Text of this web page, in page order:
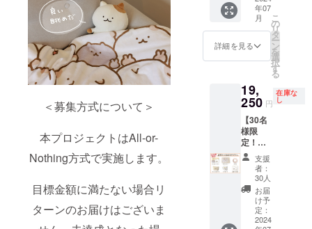
＜募集方式について＞
本プロジェクトはAll-or-
Nothing方式で実施します。
目標金額に満たない場合リ
ターンのお届けはございま
バス
ポーチ
画像は
イメー
ジで
す。 金
消費税
（10%
）と送
料550円
を含ん
でおり
ます。
年07
月
詳細を見る
こ
の
リ
タ
ー
ン
を
選
択
す
る
19,
250 円
在庫な
し
【30名
様限
定！】
直筆ミ
ニ色紙
付きプ
ラン ・
サン
キュー
レター
支援
者：
30人
お届
け予
定：
2024